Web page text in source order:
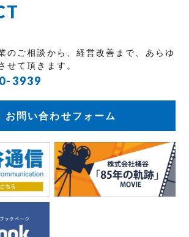
のご相談から、経営改善まで、あらゆ
せて頂きます。
3939
お問い合わせフォーム